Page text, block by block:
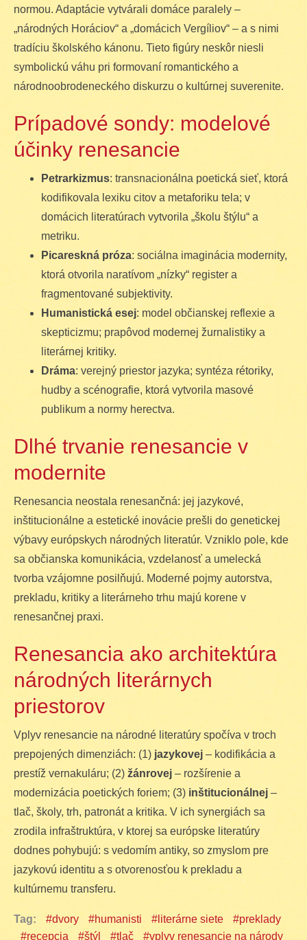
normou. Adaptácie vytvárali domáce paralely –
„národných Horáciov“ a „domácich Vergíliov“ – a s nimi
tradíciu školského kánonu. Tieto figúry neskôr niesli
symbolickú váhu pri formovaní romantického a
národnoobrodeneckého diskurzu o kultúrnej suverenite.
Prípadové sondy: modelové
účinky renesancie
Petrarkizmus: transnacionálna poetická sieť, ktorá
kodifikovala lexiku citov a metaforiku tela; v
domácich literatúrach vytvorila „školu štýlu“ a
metriku.
Picareskná próza: sociálna imaginácia modernity,
ktorá otvorila naratívom „nízky“ register a
fragmentované subjektivity.
Humanistická esej: model občianskej reflexie a
skepticizmu; prapôvod modernej žurnalistiky a
literárnej kritiky.
Dráma: verejný priestor jazyka; syntéza rétoriky,
hudby a scénografie, ktorá vytvorila masové
publikum a normy herectva.
Dlhé trvanie renesancie v
modernite
Renesancia neostala renesančná: jej jazykové,
inštitucionálne a estetické inovácie prešli do genetickej
výbavy európskych národných literatúr. Vzniklo pole, kde
sa občianska komunikácia, vzdelanosť a umelecká
tvorba vzájomne posilňujú. Moderné pojmy autorstva,
prekladu, kritiky a literárneho trhu majú korene v
renesančnej praxi.
Renesancia ako architektúra
národných literárnych
priestorov
Vplyv renesancie na národné literatúry spočíva v troch
prepojených dimenziách: (1) jazykovej – kodifikácia a
prestíž vernakuláru; (2) žánrovej – rozšírenie a
modernizácia poetických foriem; (3) inštitucionálnej –
tlač, školy, trh, patronát a kritika. V ich synergiách sa
zrodila infraštruktúra, v ktorej sa európske literatúry
dodnes pohybujú: s vedomím antiky, so zmyslom pre
jazykovú identitu a s otvorenosťou k prekladu a
kultúrnemu transferu.
Tag: dvory humanisti literárne siete
preklady
recepcia
štýl tlač vplyv renesancie na národy